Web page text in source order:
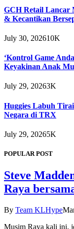
GCH Retail Lancar
& Kecantikan
July 30, 202610K
‘Kontrol Game
Keyakinan Anak
July 29, 20263K
Huggies Labuh
Negara di TRX
July 29, 20265K
POPULAR POST
Steve
Raya
By Team KLHype
Musim Raya kali ini,